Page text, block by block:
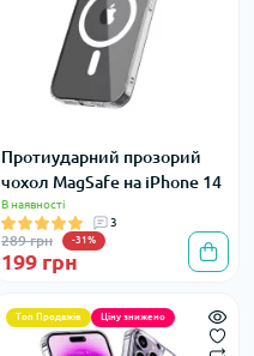
Протиударний прозорий
чохол MagSafe на iPhone 14
В наявності
3
289 грн -31%
199 грн
Топ Продажів Ціну знижено